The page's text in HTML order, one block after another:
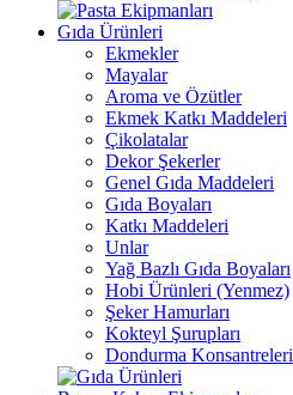
Gıda Ürünleri
Ekmekler
Mayalar
Aroma ve Özütler
Ekmek Katkı Maddeleri
Çikolatalar
Dekor Şekerler
Genel Gıda Maddeleri
Gıda Boyaları
Katkı Maddeleri
Unlar
Yağ Bazlı Gıda Boyaları
Hobi Ürünleri (Yenmez)
Şeker Hamurları
Kokteyl Şurupları
Dondurma Konsantreleri